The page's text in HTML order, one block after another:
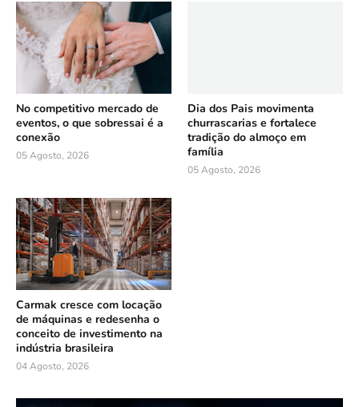
No competitivo mercado de
eventos, o que sobressai é a
conexão
05 Agosto, 2026
Dia dos Pais movimenta
churrascarias e fortalece
tradição do almoço em
família
05 Agosto, 2026
Carmak cresce com locação
de máquinas e redesenha o
conceito de investimento na
indústria brasileira
04 Agosto, 2026